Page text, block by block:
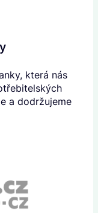
která nás
a dodržujeme